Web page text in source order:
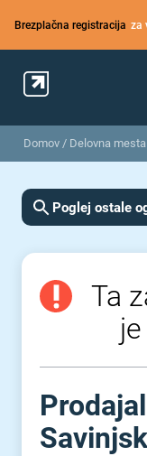
Brezplačna registracija za
Domov / Delovna mesta
Poglej ostale
Ta